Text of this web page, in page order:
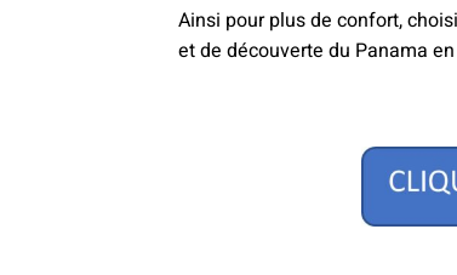
Ainsi pour plus de confort,
et de découverte du Panama